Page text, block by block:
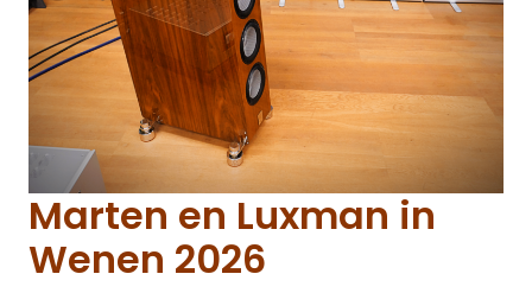
Marten en Luxman in
Wenen 2026